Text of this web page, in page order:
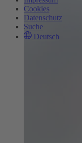
Cookies
Datenschutz
Suche
Deutsch